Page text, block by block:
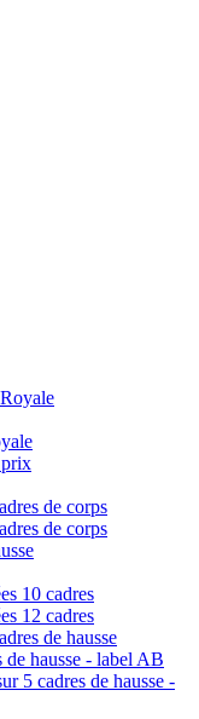
prix
de corps
de corps
10 cadres
12 cadres
de hausse
de hausse - label AB
5 cadres de hausse -